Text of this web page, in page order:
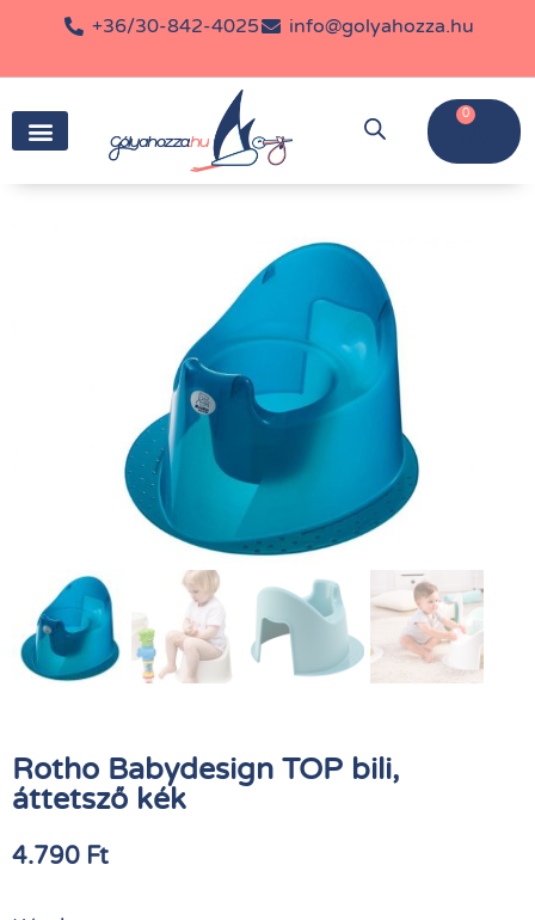
+36/30-842-4025 info@golyahozza.hu
0
Rotho Babydesign TOP bili,
áttetsző kék
4.790 Ft